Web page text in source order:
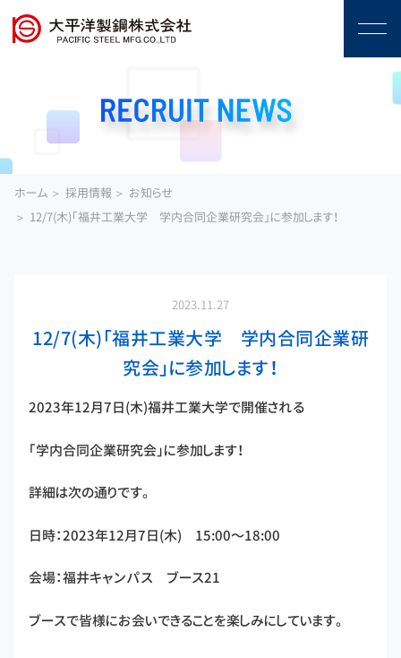
ホーム 採用情報
お知らせ
12/7(木)「福井工業大学 学内合同企業研究会」に参加します！
2023.11.27
12/7(木)「福井工業大学 学内合同企業研
究会」に参加します！
2023年12月7日(木)福井工業大学で開催される
「学内合同企業研究会」に参加します！
詳細は次の通りです。
日時：2023年12月7日(木) 15:00～18:00
会場：福井キャンパス ブース21
ブースで皆様にお会いできることを楽しみにしています。